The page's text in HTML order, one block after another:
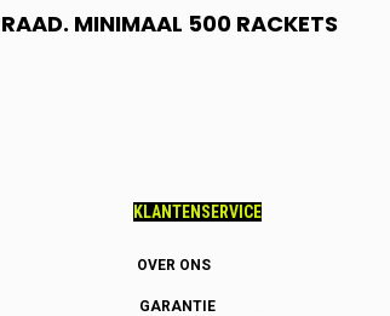
MINIMAAL 500 RACKETS
KLANTENSERVICE
OVER ONS
GARANTIE